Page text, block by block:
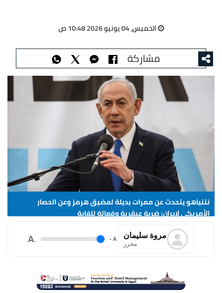
الخميس، 04 يونيو 2026 10:48 ص
مشاركة
نتنياهو يتحدث عن ممرات بديلة لمضيق هرمز وعن الحصار
الأمريكي لإيران: ضربة عبقرية وفعالة للغاية
مروة سليمان
محرر A
.
.A